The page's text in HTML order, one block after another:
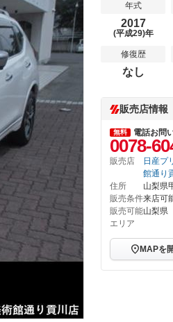
年式
2017
(平成29)年
修復歴
なし
販売店情報
無料 電話お問
0078-
販売店
日産プ
館通り
住所
山梨県
販売条件来店可
販売可能
エリア
山梨県
MAPを